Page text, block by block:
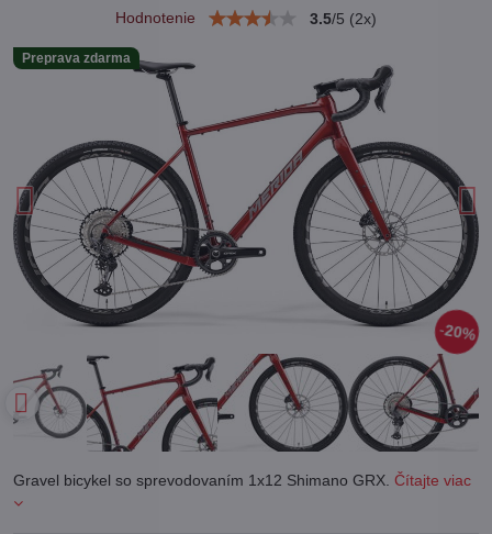
Preprava zdarma
20%
Hodnotenie 3.5/5 (2x)
Gravel bicykel so sprevodovaním 1x12 Shimano GRX. Čítajte viac